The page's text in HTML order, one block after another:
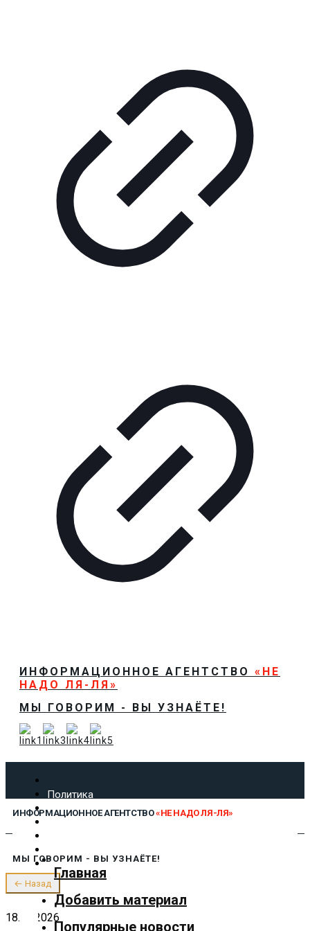
ИНФОРМАЦИОННОЕ АГЕНТСТВО «НЕ
НАДО ЛЯ-ЛЯ»
МЫ ГОВОРИМ - ВЫ УЗНАЁТЕ!
Политика
Экономика
Культура
Предложить новость
О нас
ИНФОРМАЦИОННОЕ АГЕНТСТВО«НЕ НАДО ЛЯ-ЛЯ»
Главная
Добавить материал
Популярные новости
МЫ ГОВОРИМ - ВЫ УЗНАЁТЕ!
← Назад
18.01.2026